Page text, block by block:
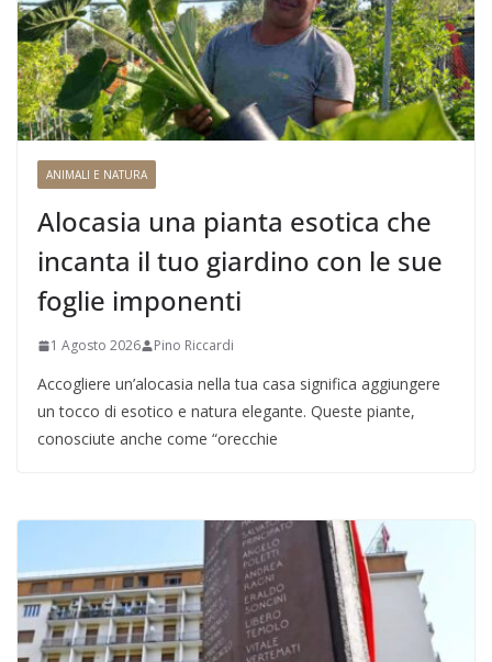
ANIMALI E NATURA
Alocasia una pianta esotica che
incanta il tuo giardino con le sue
foglie imponenti
1 Agosto 2026 Pino Riccardi
Accogliere un’alocasia nella tua casa significa aggiungere
un tocco di esotico e natura elegante. Queste piante,
conosciute anche come “orecchie